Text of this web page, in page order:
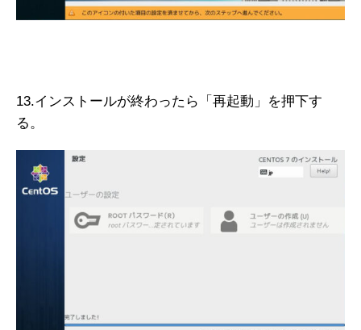
13.インストールが終わったら「再起動」を押下す
る。